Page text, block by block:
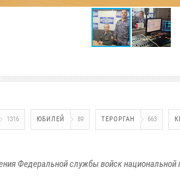
1316 ЮБИЛЕЙ 89 ТЕРОРГАН 663
Федеральной службы войск